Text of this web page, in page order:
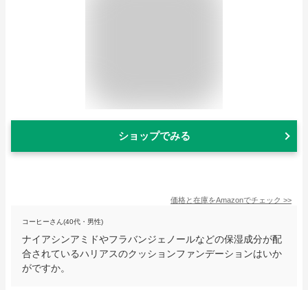
ショップでみる
価格と在庫をAmazonでチェック >>
コーヒーさん(40代・男性)
ナイアシンアミドやフラバンジェノールなどの保湿成分が配
合されているハリアスのクッションファンデーションはいか
がですか。